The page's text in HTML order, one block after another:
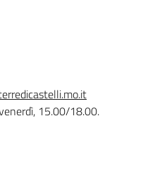
15.00/18.00.